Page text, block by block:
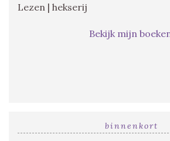
Lezen | hekserij
Bekijk mijn
binnenkort